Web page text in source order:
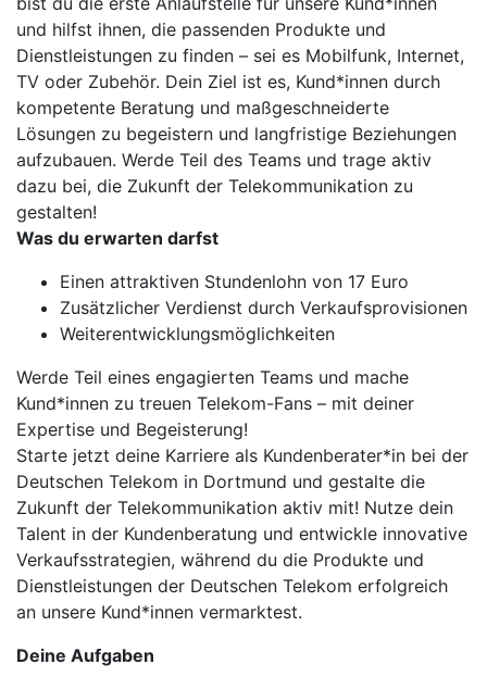
und hilfst ihnen, die passenden Produkte und
Dienstleistungen zu finden – sei es Mobilfunk, Internet,
TV oder Zubehör. Dein Ziel ist es, Kund*innen durch
kompetente Beratung und maßgeschneiderte
Lösungen zu begeistern und langfristige Beziehungen
aufzubauen. Werde Teil des Teams und trage aktiv
dazu bei, die Zukunft der Telekommunikation zu
gestalten!
Was du erwarten darfst
Einen attraktiven Stundenlohn von 17 Euro
Zusätzlicher Verdienst durch Verkaufsprovisionen
Weiterentwicklungsmöglichkeiten
Werde Teil eines engagierten Teams und mache
Kund*innen zu treuen Telekom-Fans – mit deiner
Expertise und Begeisterung!
Starte jetzt deine Karriere als Kundenberater*in bei der
Deutschen Telekom in Dortmund und gestalte die
Zukunft der Telekommunikation aktiv mit! Nutze dein
Talent in der Kundenberatung und entwickle innovative
Verkaufsstrategien, während du die Produkte und
Dienstleistungen der Deutschen Telekom erfolgreich
an unsere Kund*innen vermarktest.
Deine Aufgaben